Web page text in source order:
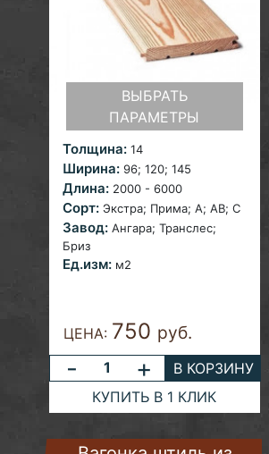
ВЫБРАТЬ
ПАРАМЕТРЫ
Толщина: 14
Ширина: 96; 120; 145
Длина: 2000 - 6000
Сорт: Экстра; Прима; A; AB; С
Завод: Ангара; Транслес;
Бриз
Ед.изм: м2
ЦЕНА: 750 руб.
- +
В КОРЗИНУ
КУПИТЬ В 1 КЛИК